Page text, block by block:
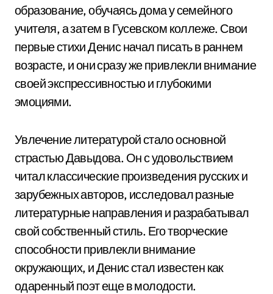
образование, обучаясь дома у семейного
учителя, а затем в Гусевском коллеже. Свои
первые стихи Денис начал писать в раннем
возрасте, и они сразу же привлекли внимание
своей экспрессивностью и глубокими
эмоциями.
Увлечение литературой стало основной
страстью Давыдова. Он с удовольствием
читал классические произведения русских и
зарубежных авторов, исследовал разные
литературные направления и разрабатывал
свой собственный стиль. Его творческие
способности привлекли внимание
окружающих, и Денис стал известен как
одаренный поэт еще в молодости.